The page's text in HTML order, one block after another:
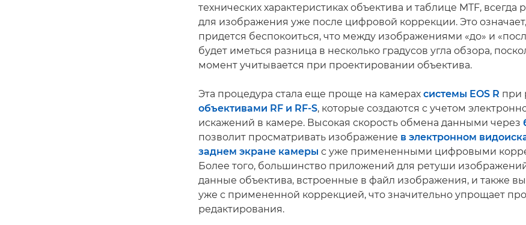
технических характеристиках объектива и таблице MTF, всегда
для изображения уже после цифровой коррекции. Это
придется беспокоиться, что между изображениями «до» и
будет иметься разница в несколько градусов угла обзора,
момент учитывается при проектировании объектива.
Эта процедура стала еще проще на камерах системы EOS R при
объективами RF и RF-S, которые создаются с учетом
искажений в камере. Высокая скорость обмена данными через
позволит просматривать изображение в электронном
заднем экране камеры с уже примененными цифровыми
Более того, большинство приложений для ретуши
данные объектива, встроенные в файл изображения, и также
уже с примененной коррекцией, что значительно упрощает
редактирования.